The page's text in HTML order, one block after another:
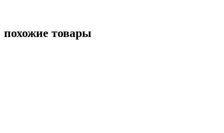
похожие товары